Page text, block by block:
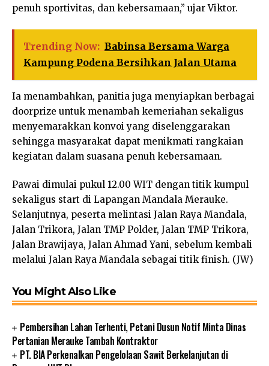
penuh sportivitas, dan kebersamaan,” ujar Viktor.
Trending Now: Babinsa Bersama Warga
Kampung Podena Bersihkan Jalan Utama
Ia menambahkan, panitia juga menyiapkan berbagai
doorprize untuk menambah kemeriahan sekaligus
menyemarakkan konvoi yang diselenggarakan
sehingga masyarakat dapat menikmati rangkaian
kegiatan dalam suasana penuh kebersamaan.
Pawai dimulai pukul 12.00 WIT dengan titik kumpul
sekaligus start di Lapangan Mandala Merauke.
Selanjutnya, peserta melintasi Jalan Raya Mandala,
Jalan Trikora, Jalan TMP Polder, Jalan TMP Trikora,
Jalan Brawijaya, Jalan Ahmad Yani, sebelum kembali
melalui Jalan Raya Mandala sebagai titik finish. (JW)
You Might Also Like
Pembersihan Lahan Terhenti, Petani Dusun Notif Minta Dinas
Pertanian Merauke Tambah Kontraktor
PT. BIA Perkenalkan Pengelolaan Sawit Berkelanjutan di